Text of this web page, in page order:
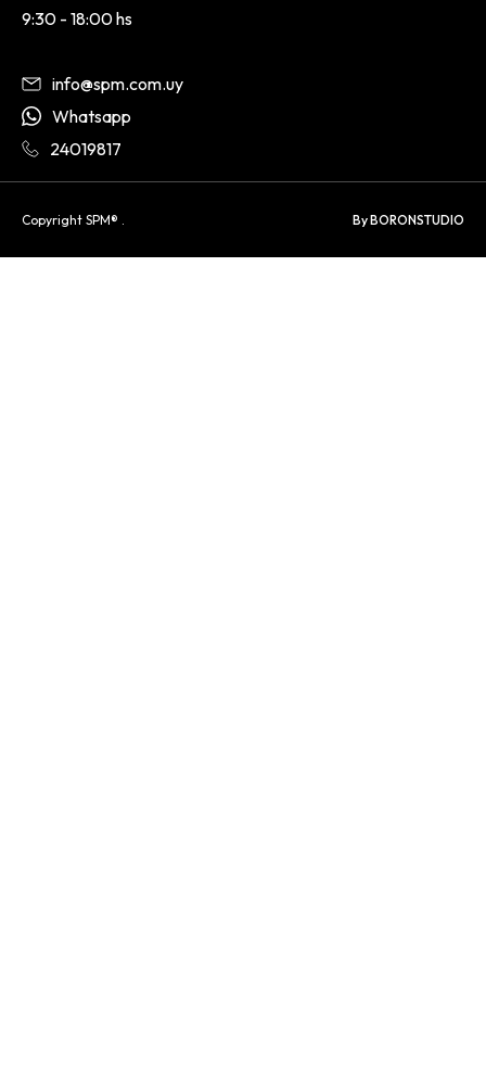
9:30 - 18:00 hs
info@spm.com.uy
Whatsapp
24019817
Copyright SPM® . By BORONSTUDIO